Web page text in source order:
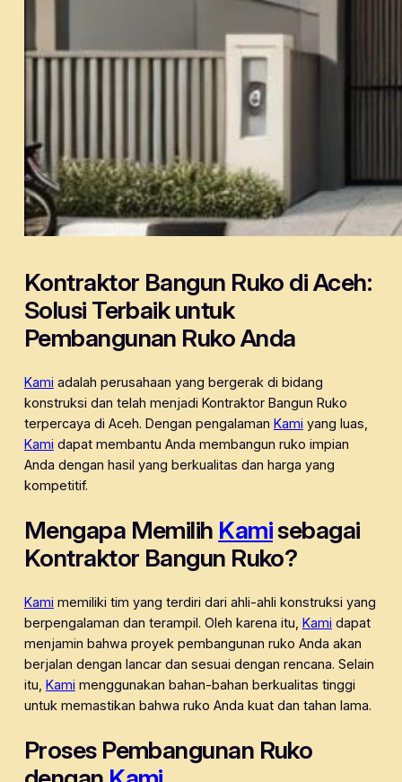
Kontraktor Bangun Ruko di Aceh:
Solusi Terbaik untuk
Pembangunan Ruko Anda
Kami adalah perusahaan yang bergerak di bidang
konstruksi dan telah menjadi Kontraktor Bangun Ruko
terpercaya di Aceh. Dengan pengalaman Kami yang luas,
Kami dapat membantu Anda membangun ruko impian
Anda dengan hasil yang berkualitas dan harga yang
kompetitif.
Mengapa Memilih Kamisebagai
Kontraktor Bangun Ruko?
Kami memiliki tim yang terdiri dari ahli-ahli konstruksi yang
berpengalaman dan terampil. Oleh karena itu, Kami dapat
menjamin bahwa proyek pembangunan ruko Anda akan
berjalan dengan lancar dan sesuai dengan rencana. Selain
itu, Kami menggunakan bahan-bahan berkualitas tinggi
untuk memastikan bahwa ruko Anda kuat dan tahan lama.
Proses Pembangunan Ruko